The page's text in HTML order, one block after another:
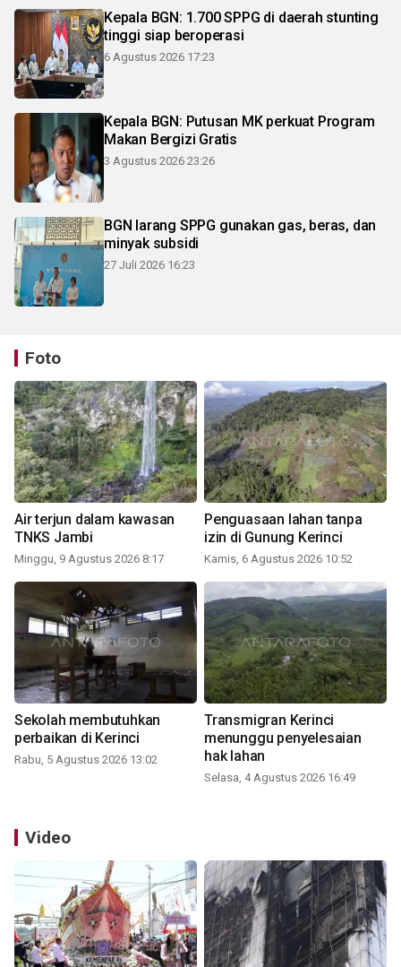
Kepala BGN: 1.700 SPPG di daerah stunting
tinggi siap beroperasi
6 Agustus 2026 17:23
Kepala BGN: Putusan MK perkuat Program
Makan Bergizi Gratis
3 Agustus 2026 23:26
BGN larang SPPG gunakan gas, beras, dan
minyak subsidi
27 Juli 2026 16:23
Foto
Air terjun dalam kawasan
TNKS Jambi
Minggu, 9 Agustus 2026 8:17
Penguasaan lahan tanpa
izin di Gunung Kerinci
Kamis, 6 Agustus 2026 10:52
Sekolah membutuhkan
perbaikan di Kerinci
Rabu, 5 Agustus 2026 13:02
Transmigran Kerinci
menunggu penyelesaian
hak lahan
Selasa, 4 Agustus 2026 16:49
Video